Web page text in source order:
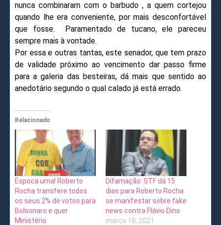
nunca combinaram com o barbudo , a quem cortejou
quando lhe era conveniente, por mais desconfortável
que fosse. Paramentado de tucano, ele pareceu
sempre mais à vontade.
Por essa e outras tantas, este senador, que tem prazo
de validade próximo ao vencimento dar passo firme
para a galeria das besteiras, dá mais que sentido ao
anedotário segundo o qual calado já está errado.
Relacionado
Espoca urna! Roberto
Rocha transfere todos
os seus 2% de votos para
Bolsonaro e quer
Ministério
Difamação: STF dá 15
dias para Roberto Rocha
se manifestar sobre fake
news contra Flávio Dino
março 18, 2021